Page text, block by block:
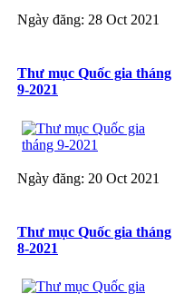
Ngày đăng: 28 Oct 2021
Thư mục Quốc gia tháng
9-2021
Ngày đăng: 20 Oct 2021
Thư mục Quốc gia tháng
8-2021